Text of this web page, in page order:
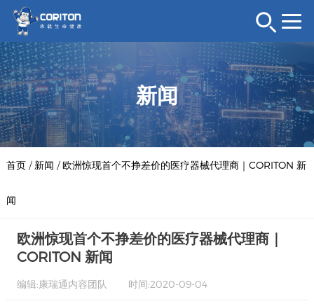
新闻
首页/ 新闻 /欧洲惊现首个不挣差价的医疗器械代理商｜CORITON 新
闻
欧洲惊现首个不挣差价的医疗器械代理商｜
CORITON 新闻
编辑:康瑞通内容团队 时间:2020-09-04